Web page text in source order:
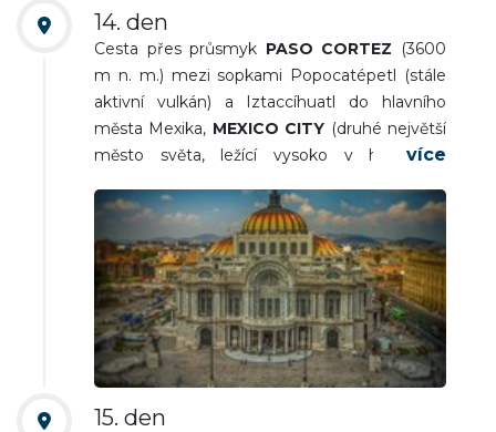
14. den
Cesta přes průsmyk PASO CORTEZ
(3600
m n. m.) mezi sopkami Popocatépetl (stále
aktivní vulkán) a Iztaccíhuatl do hlavního
města Mexika, MEXICO CITY (druhé největší
město světa, ležící vysoko v horách v
si hlavní náměstí (UNESCO), prezidentský
palác, aztéckou památku Templo Mayor a na
město pohlédnete z vyhlídkové terasy Torre
Latinoamericana, „mrakodrapu“,
nacházejícího se v bezprostřední blízkosti
historického centra). Nocleh.
15. den